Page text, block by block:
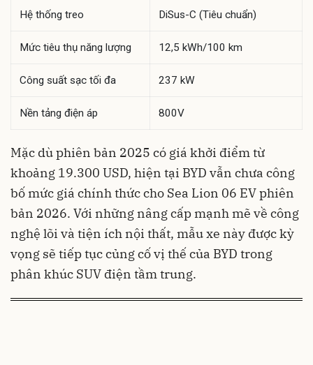
Hệ thống treo DiSus-C (Tiêu chuẩn)
Mức tiêu thụ năng lượng 12,5 kWh/100 km
Công suất sạc tối đa 237 kW
Nền tảng điện áp 800V
Mặc dù phiên bản 2025 có giá khởi điểm từ
khoảng 19.300 USD, hiện tại BYD vẫn chưa công
bố mức giá chính thức cho Sea Lion 06 EV phiên
bản 2026. Với những nâng cấp mạnh mẽ về công
nghệ lõi và tiện ích nội thất, mẫu xe này được kỳ
vọng sẽ tiếp tục củng cố vị thế của BYD trong
phân khúc SUV điện tầm trung.